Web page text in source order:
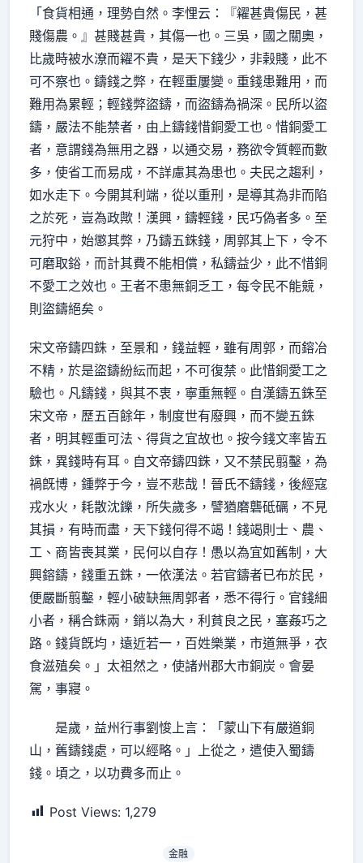
「食貨相通，理勢自然。李悝云：『糴甚貴傷民，甚
賤傷農。』甚賤甚貴，其傷一也。三吳，國之關奧，
比歲時被水潦而糴不貴，是天下錢少，非榖賤，此不
可不察也。鑄錢之弊，在輕重屢變。重錢患難用，而
難用為累輕；輕錢弊盜鑄，而盜鑄為禍深。民所以盜
鑄，嚴法不能禁者，由上鑄錢惜銅愛工也。惜銅愛工
者，意謂錢為無用之器，以通交易，務欲令質輕而數
多，使省工而易成，不詳慮其為患也。夫民之趨利，
如水走下。今開其利端，從以重刑，是導其為非而陷
之於死，豈為政歟！漢興，鑄輕錢，民巧偽者多。至
元狩中，始懲其弊，乃鑄五銖錢，周郭其上下，令不
可磨取鋊，而計其費不能相償，私鑄益少，此不惜銅
不愛工之效也。王者不患無銅乏工，每令民不能競，
則盜鑄絕矣。
宋文帝鑄四銖，至景和，錢益輕，雖有周郭，而鎔冶
不精，於是盜鑄紛紜而起，不可復禁。此惜銅愛工之
驗也。凡鑄錢，與其不衷，寧重無輕。自漢鑄五銖至
宋文帝，歷五百餘年，制度世有廢興，而不變五銖
者，明其輕重可法、得貨之宜故也。按今錢文率皆五
銖，異錢時有耳。自文帝鑄四銖，又不禁民翦鑿，為
禍旣博，鍾弊于今，豈不悲哉！晉氏不鑄錢，後經寇
戎水火，耗散沈鑠，所失歲多，譬猶磨礱砥礪，不見
其損，有時而盡，天下錢何得不竭！錢竭則士、農、
工、商皆喪其業，民何以自存！愚以為宜如舊制，大
興鎔鑄，錢重五銖，一依漢法。若官鑄者已布於民，
便嚴斷翦鑿，輕小破缺無周郭者，悉不得行。官錢細
小者，稱合銖兩，銷以為大，利貧良之民，塞姦巧之
路。錢貨旣均，遠近若一，百姓樂業，市道無爭，衣
食滋殖矣。」太祖然之，使諸州郡大市銅炭。會晏
駕，事寢。
是歲，益州行事劉悛上言：「蒙山下有嚴道銅
山，舊鑄錢處，可以經略。」上從之，遣使入蜀鑄
錢。頃之，以功費多而止。
Post Views: 1,279
金融